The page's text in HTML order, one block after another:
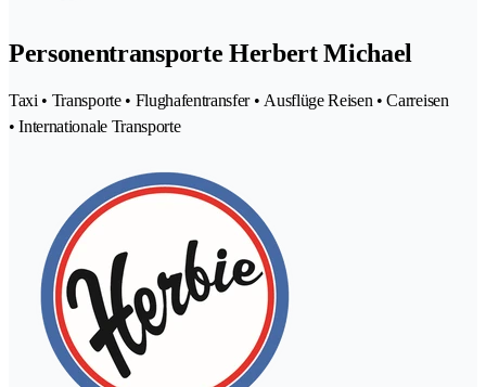
Personentransporte Herbert Michael
Taxi • Transporte • Flughafentransfer • Ausflüge Reisen • Carreisen
• Internationale Transporte